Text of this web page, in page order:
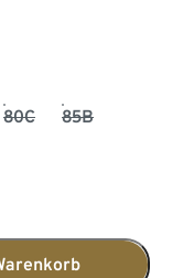
80C 85B